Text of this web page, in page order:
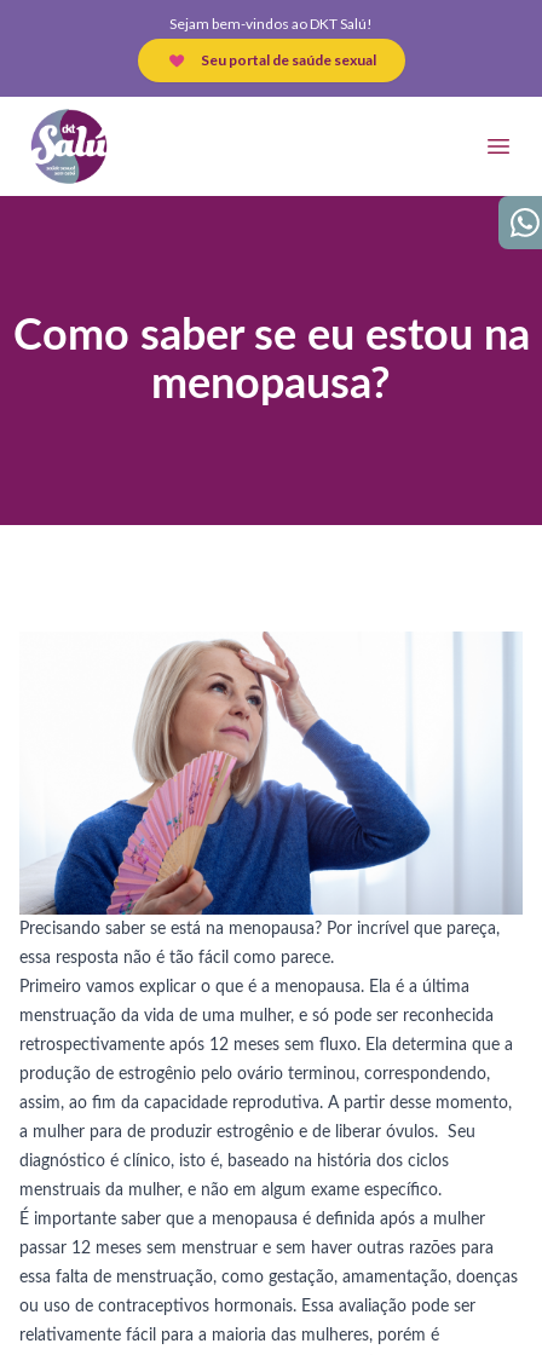
Sejam bem-vindos ao DKT Salú!
Seu portal de saúde sexual
DKT Salú
Como saber se eu estou na
menopausa?
Precisando saber se está na menopausa? Por incrível que pareça,
essa resposta não é tão fácil como parece.
Primeiro vamos explicar o que é a menopausa. Ela é a última
menstruação da vida de uma mulher, e só pode ser reconhecida
retrospectivamente após 12 meses sem fluxo. Ela determina que a
produção de estrogênio pelo ovário terminou, correspondendo,
assim, ao fim da capacidade reprodutiva. A partir desse momento,
a mulher para de produzir estrogênio e de liberar óvulos. Seu
diagnóstico é clínico, isto é, baseado na história dos ciclos
menstruais da mulher, e não em algum exame específico.
É importante saber que a menopausa é definida após a mulher
passar 12 meses sem menstruar e sem haver outras razões para
essa falta de menstruação, como gestação, amamentação, doenças
ou uso de contraceptivos hormonais. Essa avaliação pode ser
relativamente fácil para a maioria das mulheres, porém é